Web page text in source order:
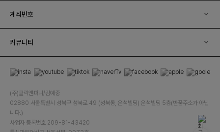
계좌번호
커뮤니티
(주)클릭앤퍼니/김예중
02880 서울특별시 성북구 성북로 49 (성북동, 운석빌딩) 운석빌딩 5층(반품주소가 아닙
니다.)
사업자 등록번호 209-81-43420